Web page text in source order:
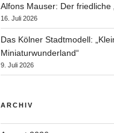
Alfons Mauser: Der friedliche
16. Juli 2026
Das Kölner Stadtmodell:
Miniaturwunderland“
9. Juli 2026
ARCHIV